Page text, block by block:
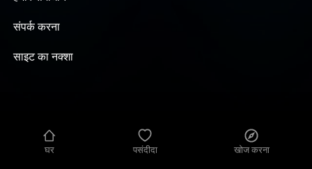
घर पसंदीदा खोज करना
संपर्क करना
साइट का नक्शा